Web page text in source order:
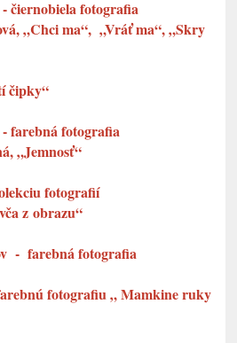
čiernobiela fotografia
„Chci ma“, „Vráť ma“, „Skry
čipky“
farebná fotografia
„Jemnosť“
fotografií
z obrazu“
- farebná fotografia
fotografiu „ Mamkine ruky